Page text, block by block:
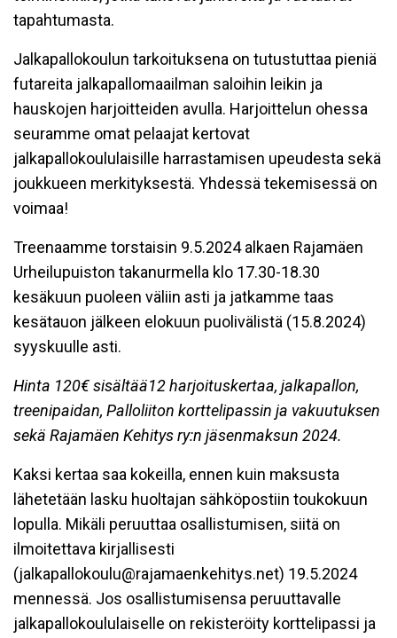
tapahtumasta.
Jalkapallokoulun tarkoituksena on tutustuttaa pieniä
futareita jalkapallomaailman saloihin leikin ja
hauskojen harjoitteiden avulla. Harjoittelun ohessa
seuramme omat pelaajat kertovat
jalkapallokoululaisille harrastamisen upeudesta sekä
joukkueen merkityksestä. Yhdessä tekemisessä on
voimaa!
Treenaamme torstaisin 9.5.2024 alkaen Rajamäen
Urheilupuiston takanurmella klo 17.30-18.30
kesäkuun puoleen väliin asti ja jatkamme taas
kesätauon jälkeen elokuun puolivälistä (15.8.2024)
syyskuulle asti.
Hinta 120€ sisältää12 harjoituskertaa, jalkapallon,
treenipaidan, Palloliiton korttelipassin ja vakuutuksen
sekä Rajamäen Kehitys ry:n jäsenmaksun 2024.
Kaksi kertaa saa kokeilla, ennen kuin maksusta
lähetetään lasku huoltajan sähköpostiin toukokuun
lopulla. Mikäli peruuttaa osallistumisen, siitä on
ilmoitettava kirjallisesti
(jalkapallokoulu@rajamaenkehitys.net) 19.5.2024
mennessä. Jos osallistumisensa peruuttavalle
jalkapallokoululaiselle on rekisteröity korttelipassi ja